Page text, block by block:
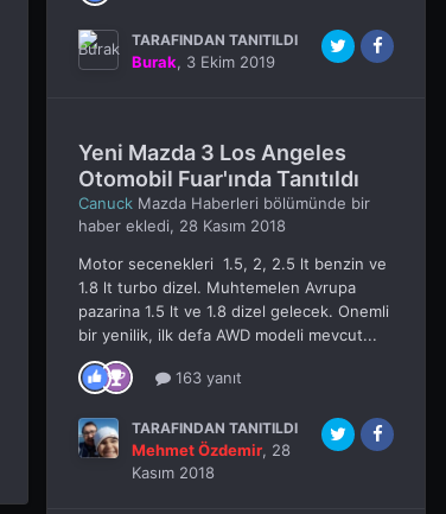
TARAFINDAN TANITILDI
Burak, 3 Ekim 2019
Yeni Mazda 3 Los Angeles
Otomobil Fuar'ında Tanıtıldı
Canuck Mazda Haberleri bölümünde bir
haber ekledi, 28 Kasım 2018
Motor secenekleri 1.5, 2, 2.5 lt benzin ve
1.8 lt turbo dizel. Muhtemelen Avrupa
pazarina 1.5 lt ve 1.8 dizel gelecek. Onemli
bir yenilik, ilk defa AWD modeli mevcut...
163 yanıt
TARAFINDAN TANITILDI
Mehmet Özdemir, 28
Kasım 2018